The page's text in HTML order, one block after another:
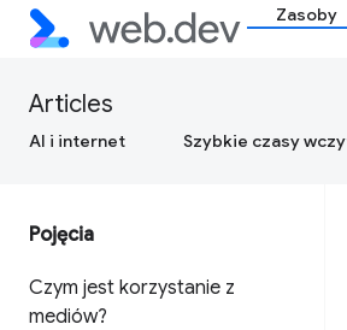
Zasoby
Articles
AI i internet Szybkie czasy
Pojęcia
Czym jest korzystanie z
mediów?